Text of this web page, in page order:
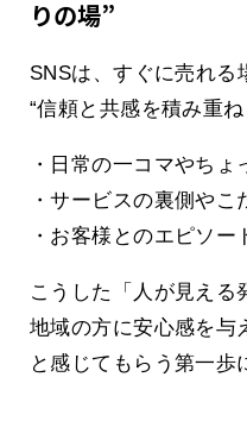
りの場”
SNSは、すぐに売れる
“信頼と共感を積み重ね
・日常の一コマやちょ
・サービスの裏側やこ
・お客様とのエピソー
こうした「人が見える
地域の方に安心感を与
と感じてもらう第一歩